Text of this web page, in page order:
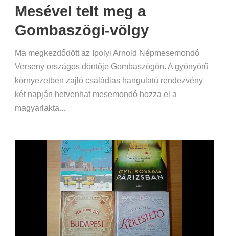
Mesével telt meg a
Gombaszögi-völgy
Ma megkezdődött az Ipolyi Arnold Népmesemondó
Verseny országos döntője Gombaszögön. A gyönyörű
környezetben zajló családias hangulatú rendezvény
két napján hetvenhat mesemondó hozza el a
magyarlakta...